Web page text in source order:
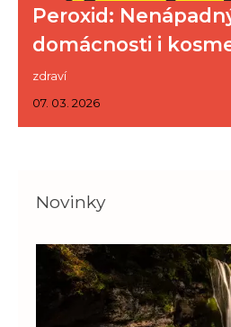
Peroxid:
domácnosti i
zdraví
07. 03. 2026
Novinky